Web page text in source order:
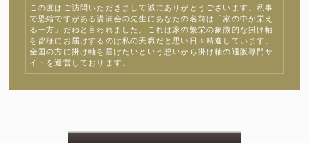
この度はご訪問いただきまして誠にありがとうございます。私事
で恐縮ですがある講演会の先生にあなたの名前は「家の中が栄え
る一方」だねと言われました。これは家の繁栄の象徴的な掛け軸
を皆様にお届けするのは私の天職だと思い日々精進しています。
全国の方に掛け軸を届けたいという想いから掛け軸の通販専門サ
イトを運営しております。